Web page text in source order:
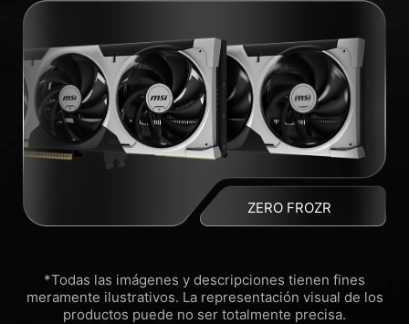
ZERO FROZR
*Todas las imágenes y descripciones tienen fines
meramente ilustrativos. La representación visual de los
productos puede no ser totalmente precisa.